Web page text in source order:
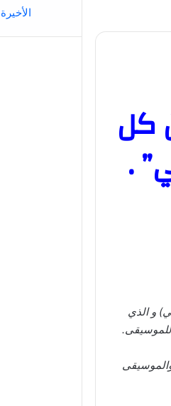
من كل
.
الشعبي) و الذي
للموسيقى.
الأخيرة